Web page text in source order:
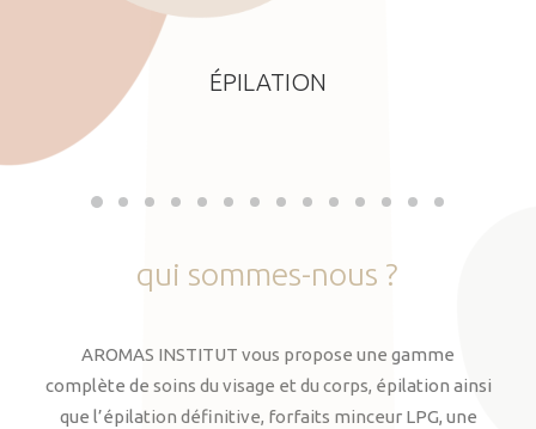
ÉPILATION
qui sommes-nous ?
AROMAS INSTITUT vous propose une gamme
complète de soins du visage et du corps, épilation ainsi
que l’épilation définitive, forfaits minceur LPG, une